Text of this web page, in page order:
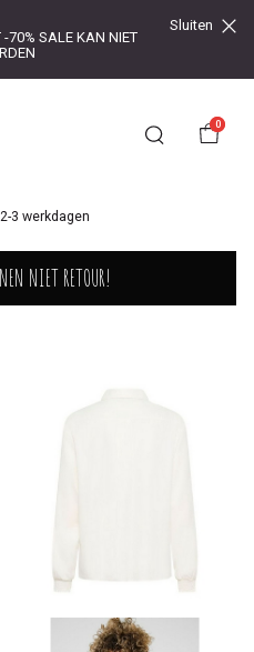
70% SALE KAN NIET
Sluiten
0
3 werkdagen
NIET RETOUR!